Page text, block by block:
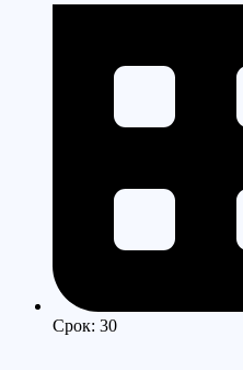
Срок: 30